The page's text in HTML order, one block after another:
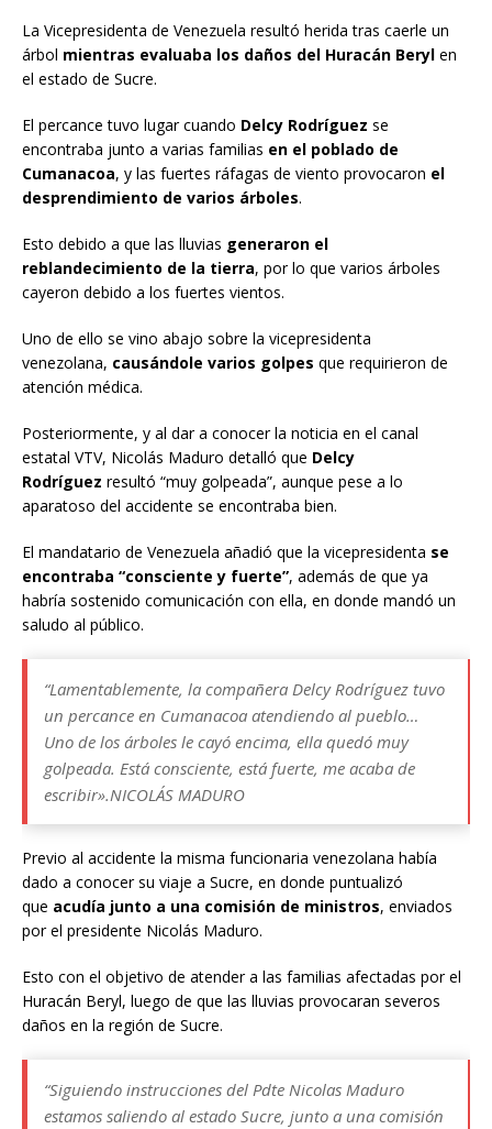
La Vicepresidenta de Venezuela resultó herida tras caerle un
árbol mientras evaluaba los daños del Huracán Beryl en
el estado de Sucre.
El percance tuvo lugar cuando Delcy Rodríguez se
encontraba junto a varias familias en el poblado de
Cumanacoa, y las fuertes ráfagas de viento provocaron el
desprendimiento de varios árboles.
Esto debido a que las lluvias generaron el
reblandecimiento de la tierra, por lo que varios árboles
cayeron debido a los fuertes vientos.
Uno de ello se vino abajo sobre la vicepresidenta
venezolana, causándole varios golpes que requirieron de
atención médica.
Posteriormente, y al dar a conocer la noticia en el canal
estatal VTV, Nicolás Maduro detalló que Delcy
Rodríguez resultó “muy golpeada”, aunque pese a lo
aparatoso del accidente se encontraba bien.
El mandatario de Venezuela añadió que la vicepresidenta se
encontraba “consciente y fuerte”, además de que ya
habría sostenido comunicación con ella, en donde mandó un
saludo al público.
“Lamentablemente, la compañera Delcy Rodríguez tuvo
un percance en Cumanacoa atendiendo al pueblo…
Uno de los árboles le cayó encima, ella quedó muy
golpeada. Está consciente, está fuerte, me acaba de
escribir».NICOLÁS MADURO
Previo al accidente la misma funcionaria venezolana había
dado a conocer su viaje a Sucre, en donde puntualizó
que acudía junto a una comisión de ministros, enviados
por el presidente Nicolás Maduro.
Esto con el objetivo de atender a las familias afectadas por el
Huracán Beryl, luego de que las lluvias provocaran severos
daños en la región de Sucre.
“Siguiendo instrucciones del Pdte Nicolas Maduro
estamos saliendo al estado Sucre, junto a una comisión